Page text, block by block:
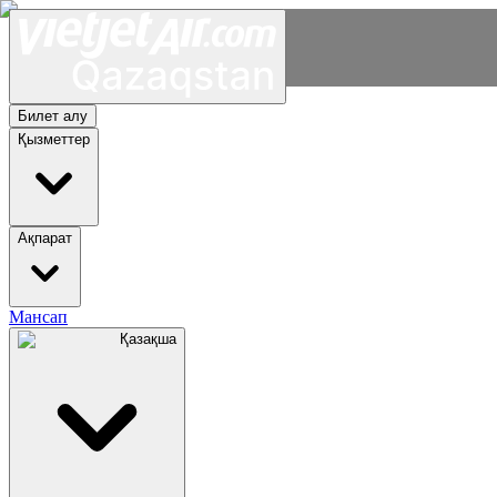
Билет алу
Қызметтер
Ақпарат
Мансап
Қазақша